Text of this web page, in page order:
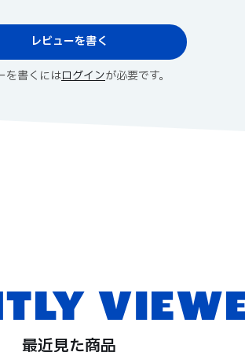
レビューを書く
を書くにはログインが必要です。
最近見た商品